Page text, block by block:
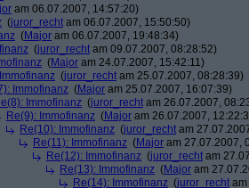
am 06.07.2007, 14:57:20)
(juror_recht am 06.07.2007, 15:50:50)
(Major am 06.07.2007, 19:48:34)
(juror_recht am 09.07.2007, 08:28:52)
(Major am 24.07.2007, 15:42:11)
(juror_recht am 25.07.2007, 08:28:39)
Immofinanz (Major am 25.07.2007, 16:07:39)
Immofinanz (juror_recht am 26.07.2007,
Re(9): Immofinanz (Major am 26.07.2007,
Re(10): Immofinanz (juror_recht am
Re(11): Immofinanz (Major am 27.07.2007,
Re(12): Immofinanz (juror_recht am
Re(13): Immofinanz (Major am
Re(14): Immofinanz (juror_recht